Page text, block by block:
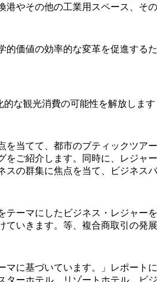
やその他の工業用スペース、そ
価値の効率的な変革を促進す
な観光消費の可能性を解放します
を当てて、都市のブティックツ
をご紹介します。同時に、レジ
の群集に焦点を当て、ビジネス
ーマにしたビジネス・レジャ
いきます。等、複合商取引の発展
マに基づいています。」レポー
ターホテル、リゾートホテル、